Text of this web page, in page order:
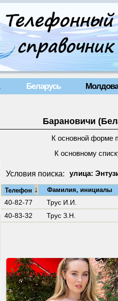
Беларусь Молдова
Барановичи
К основной форме
К основному
Условия поиска: улица:
Телефон ↓ Фамилия, инициалы
40-82-77 Трус И.И.
40-83-32
Трус З.Н.